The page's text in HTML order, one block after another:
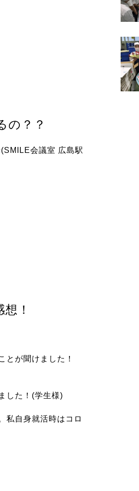
の？？
会議室 広島駅
！
とが聞けました！
した！(学生様)
私自身就活時はコロ